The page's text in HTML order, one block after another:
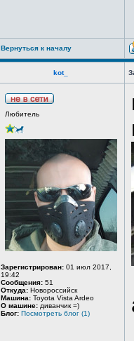
Вернуться к началу
kot_
Любитель
Зарегистрирован: 01 июл 2017,
19:42
Сообщения: 51
Откуда: Новороссийск
Машина: Toyota Vista Ardeo
О машине: диванчик =)
Блог: Посмотреть блог (1)